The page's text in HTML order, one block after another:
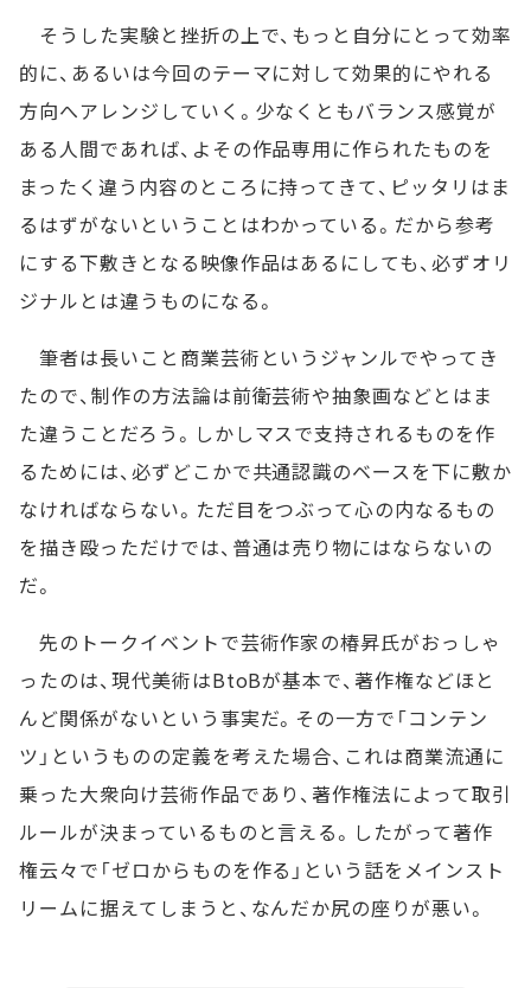
そうした実験と挫折の上で、もっと自分にとって効率
的に、あるいは今回のテーマに対して効果的にやれる
方向へアレンジしていく。少なくともバランス感覚が
ある人間であれば、よその作品専用に作られたものを
まったく違う内容のところに持ってきて、ピッタリはま
るはずがないということはわかっている。だから参考
にする下敷きとなる映像作品はあるにしても、必ずオリ
ジナルとは違うものになる。
筆者は長いこと商業芸術というジャンルでやってき
たので、制作の方法論は前衛芸術や抽象画などとはま
た違うことだろう。しかしマスで支持されるものを作
るためには、必ずどこかで共通認識のベースを下に敷か
なければならない。ただ目をつぶって心の内なるもの
を描き殴っただけでは、普通は売り物にはならないの
だ。
先のトークイベントで芸術作家の椿昇氏がおっしゃ
ったのは、現代美術はBtoBが基本で、著作権などほと
んど関係がないという事実だ。その一方で「コンテン
ツ」というものの定義を考えた場合、これは商業流通に
乗った大衆向け芸術作品であり、著作権法によって取引
ルールが決まっているものと言える。したがって著作
権云々で「ゼロからものを作る」という話をメインスト
リームに据えてしまうと、なんだか尻の座りが悪い。